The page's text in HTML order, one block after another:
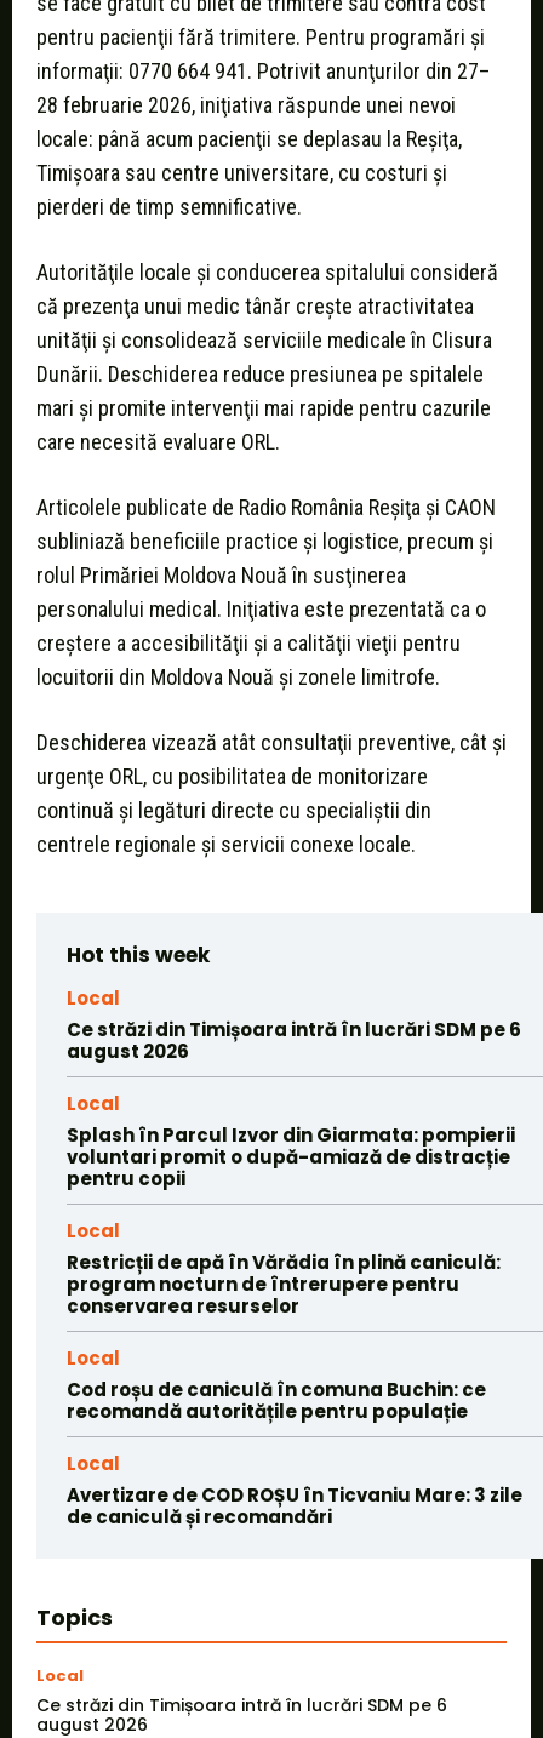
pentru pacienţii fără trimitere. Pentru programări şi
informaţii: 0770 664 941. Potrivit anunţurilor din 27–
28 februarie 2026, iniţiativa răspunde unei nevoi
locale: până acum pacienţii se deplasau la Reşiţa,
Timişoara sau centre universitare, cu costuri şi
pierderi de timp semnificative.
Autorităţile locale şi conducerea spitalului consideră
că prezenţa unui medic tânăr creşte atractivitatea
unităţii şi consolidează serviciile medicale în Clisura
Dunării. Deschiderea reduce presiunea pe spitalele
mari şi promite intervenţii mai rapide pentru cazurile
care necesită evaluare ORL.
Articolele publicate de Radio România Reşiţa şi CAON
subliniază beneficiile practice şi logistice, precum şi
rolul Primăriei Moldova Nouă în susţinerea
personalului medical. Iniţiativa este prezentată ca o
creştere a accesibilităţii şi a calităţii vieţii pentru
locuitorii din Moldova Nouă şi zonele limitrofe.
Deschiderea vizează atât consultaţii preventive, cât şi
urgenţe ORL, cu posibilitatea de monitorizare
continuă şi legături directe cu specialiştii din
centrele regionale şi servicii conexe locale.
Hot this week
Local
Ce străzi din Timișoara intră în lucrări SDM pe 6
august 2026
Local
Splash în Parcul Izvor din Giarmata: pompierii
voluntari promit o după-amiază de distracție
pentru copii
Local
Restricții de apă în Vărădia în plină caniculă:
program nocturn de întrerupere pentru
conservarea resurselor
Local
Cod roșu de caniculă în comuna Buchin: ce
recomandă autoritățile pentru populație
Local
Avertizare de COD ROȘU în Ticvaniu Mare: 3 zile
de caniculă și recomandări
Topics
Local
Ce străzi din Timișoara intră în lucrări SDM pe 6
august 2026